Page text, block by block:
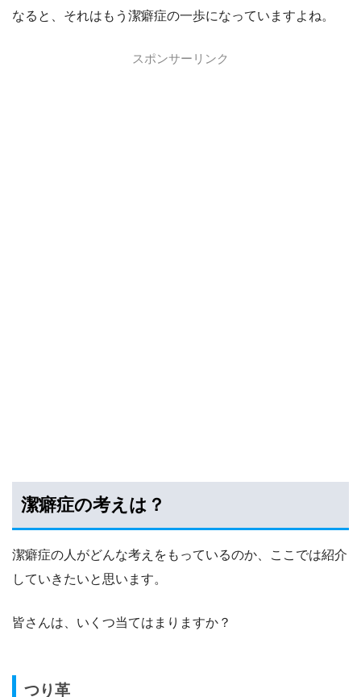
なると、それはもう潔癖症の一歩になっていますよね。
スポンサーリンク
潔癖症の考えは？
潔癖症の人がどんな考えをもっているのか、ここでは紹介
していきたいと思います。
皆さんは、いくつ当てはまりますか？
つり革